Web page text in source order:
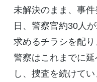
未解決のまま、事
日、警察官約30人
求めるチラシを配り
警察はこれまでに
し、捜査を続けて